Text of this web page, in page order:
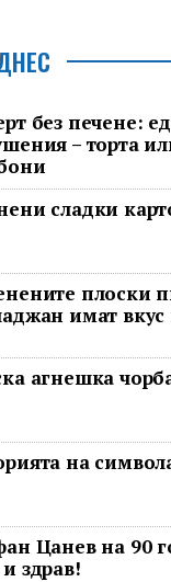
без печене:
– торта
сладки
плоски
имат вкус
агнешка
на
Цанев на 90
здрав!